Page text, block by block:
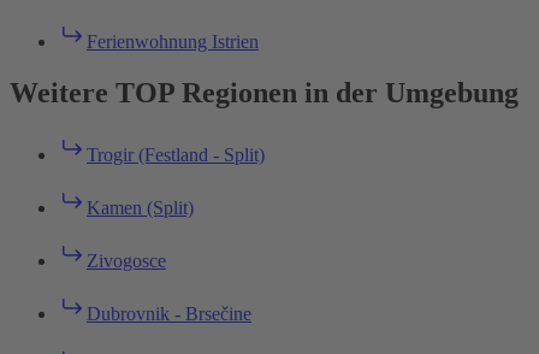
Ferienwohnung Istrien
Weitere TOP Regionen in der Umgebung
Trogir (Festland - Split)
Kamen (Split)
Zivogosce
Dubrovnik - Brsečine